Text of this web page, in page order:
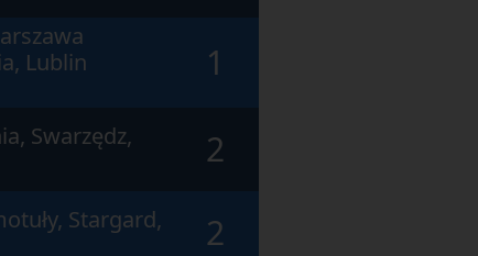
Lublin
1
Swarzędz,
2
Stargard,
2